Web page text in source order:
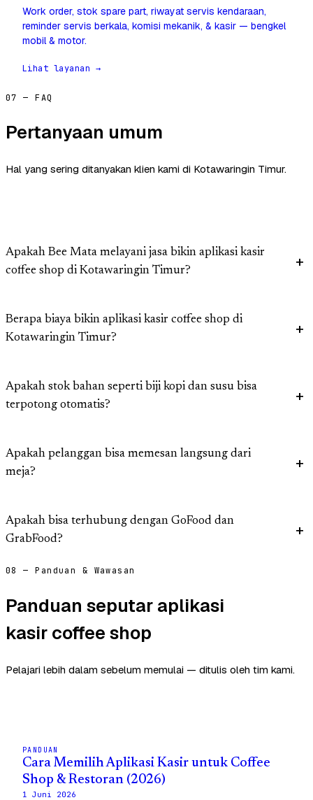
Work order, stok spare part, riwayat servis kendaraan,
reminder servis berkala, komisi mekanik, & kasir — bengkel
mobil & motor.
Lihat layanan →
07 — FAQ
Pertanyaan umum
Hal yang sering ditanyakan klien kami di Kotawaringin Timur.
Apakah Bee Mata melayani jasa bikin aplikasi kasir
coffee shop di Kotawaringin Timur?
Berapa biaya bikin aplikasi kasir coffee shop di
Kotawaringin Timur?
Apakah stok bahan seperti biji kopi dan susu bisa
terpotong otomatis?
Apakah pelanggan bisa memesan langsung dari
meja?
Apakah bisa terhubung dengan GoFood dan
GrabFood?
08 — Panduan & Wawasan
Panduan seputar aplikasi
kasir coffee shop
Pelajari lebih dalam sebelum memulai — ditulis oleh tim kami.
PANDUAN
Cara Memilih Aplikasi Kasir untuk Coffee
Shop & Restoran (2026)
1 Juni 2026